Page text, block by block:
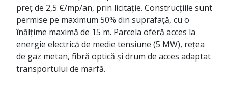
preț de 2,5 €/mp/an, prin licitație. Construcțiile sunt
permise pe maximum 50% din suprafață, cu o
înălțime maximă de 15 m. Parcela oferă acces la
energie electrică de medie tensiune (5 MW), rețea
de gaz metan, fibră optică și drum de acces adaptat
transportului de marfă.